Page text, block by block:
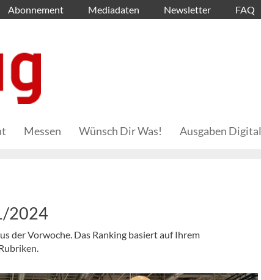
Abonnement Mediadaten Newsletter FAQ
Messen Wünsch Dir Was! Ausgaben Digital
2024
der Vorwoche. Das Ranking basiert auf Ihrem